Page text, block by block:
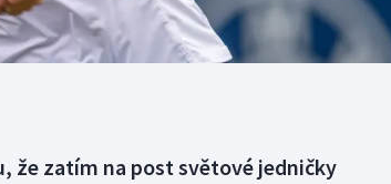
že zatím na post světové jedničky